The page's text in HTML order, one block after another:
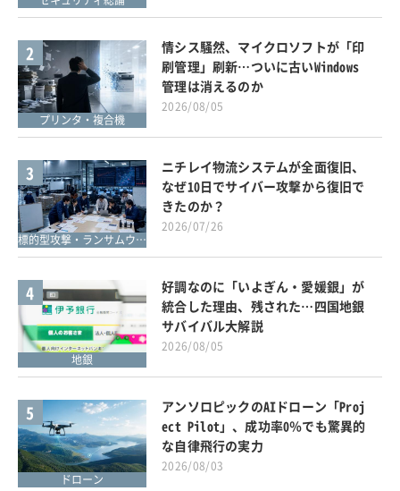
2
プリンタ・複合機
情シス騒然、マイクロソフトが「印
刷管理」刷新…ついに古いWindows
管理は消えるのか
2026/08/05
3
標的型攻撃・ランサムウェア対策
ニチレイ物流システムが全面復旧、
なぜ10日でサイバー攻撃から復旧で
きたのか？
2026/07/26
4
地銀
好調なのに「いよぎん・愛媛銀」が
統合した理由、残された…四国地銀
サバイバル大解説
2026/08/05
5
ドローン
アンソロピックのAIドローン「Proj
ect Pilot」、成功率0％でも驚異的
な自律飛行の実力
2026/08/03